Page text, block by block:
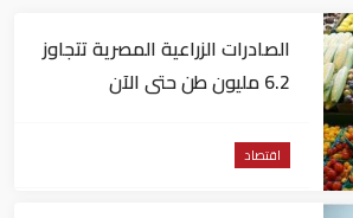
الصادرات الزراعية المصرية تتجاوز
6.2 مليون طن حتى الآن
اقتصاد